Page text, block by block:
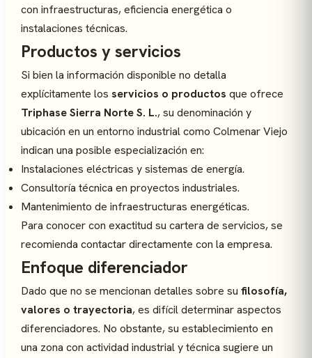
con infraestructuras, eficiencia energética o
instalaciones técnicas.
Productos y servicios
Si bien la información disponible no detalla
explícitamente los servicios o productos que ofrece
Triphase Sierra Norte S. L., su denominación y
ubicación en un entorno industrial como Colmenar Viejo
indican una posible especialización en:
Instalaciones eléctricas y sistemas de energía.
Consultoría técnica en proyectos industriales.
Mantenimiento de infraestructuras energéticas.
Para conocer con exactitud su cartera de servicios, se
recomienda contactar directamente con la empresa.
Enfoque diferenciador
Dado que no se mencionan detalles sobre su filosofía,
valores o trayectoria, es difícil determinar aspectos
diferenciadores. No obstante, su establecimiento en
una zona con actividad industrial y técnica sugiere un